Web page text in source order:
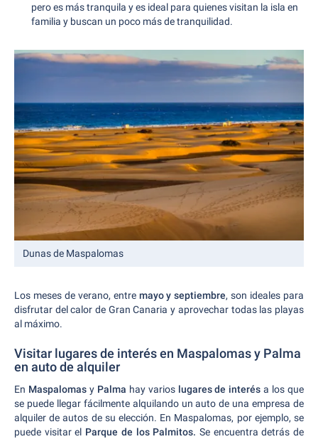
pero es más tranquila y es ideal para quienes visitan la isla en
familia y buscan un poco más de tranquilidad.
Dunas de Maspalomas
Los meses de verano, entremayo y septiembre, son ideales para
disfrutar del calor de Gran Canaria y aprovechar todas las playas
al máximo.
Visitar lugares de interés en Maspalomas y Palma
en auto de alquiler
En Maspalomas y Palma hay varios lugares de interésa los que
se puede llegar fácilmente alquilando un auto de una empresa de
alquiler de autos de su elección. En Maspalomas, por ejemplo, se
puede visitar el Parque de los Palmitos. Se encuentra detrás de